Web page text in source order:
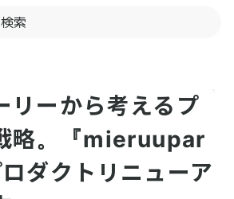
リーから考えるプ
略。『mieruupar
ダクトリニューア